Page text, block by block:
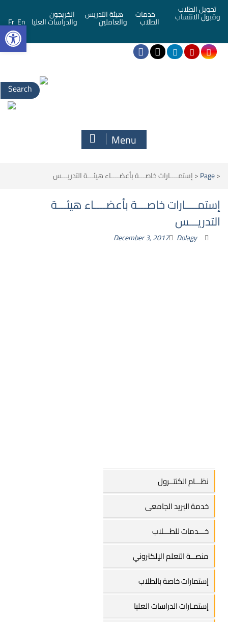
تحويل الطلاب
وقبول الانتساب خدمات
الطلاب
هيئة التدريس
والعاملين
الخريجون
والدراسات العليا En
Fr
Menu
<
Page
<إستمــــارات خاصـــة بأعضــــاء هيئـــة التدريـــس
إستمــــارات خاصـــة بأعضــــاء هيئـــة
التدريـــس
December 3, 2017 Dolagy
نظـــام الكنتــرول
خدمة البريد الجامعى
خـــدمات للطـــلاب
منصــة التعلم الإلكتروني
إستمارات خاصة بالطلاب
إستمـارات الدراسات العليا